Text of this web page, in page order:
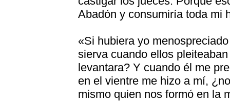
Abadón y consumiría toda mi
«Si hubiera yo
sierva cuando ellos
levantara? Y cuando él me
en el vientre me hizo a mí,
mismo quien nos formó en la